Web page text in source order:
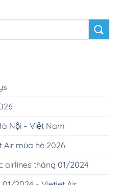
Nội – Việt Nam
mùa hè 2026
airlines tháng 01/2024